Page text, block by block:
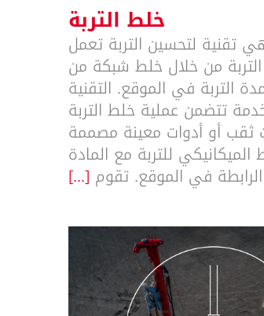
خلط التربة
تقنية لتحسين التربة تعمل
من خلال خلط شبكة من
التربة في الموقع. التقنية
تتضمن عملية خلط التربة
ثقب أو أدوات معينة مصممة
للتربة مع المادة
الرابطة في الموقع. تقوم [...]